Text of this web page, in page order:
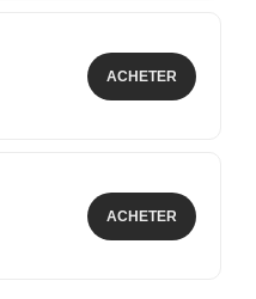
ACHETER
ACHETER